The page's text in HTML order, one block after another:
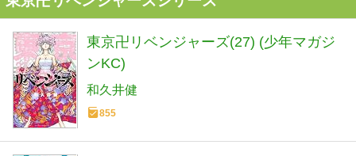
東京卍リベンジャーズ(27) (少年マガジ
ンKC)
和久井健
855